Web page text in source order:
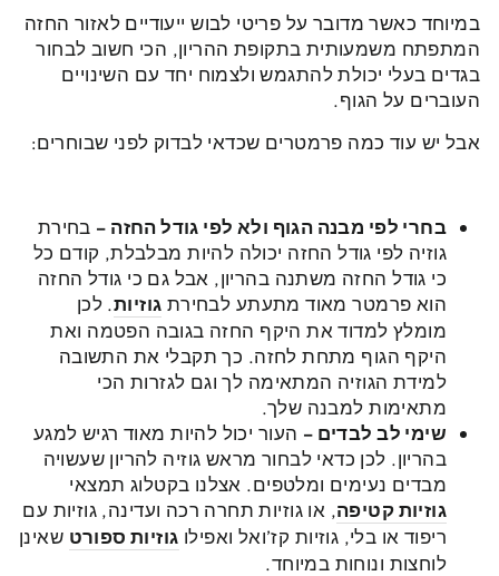
במיוחד כאשר מדובר על פריטי לבוש ייעודיים לאזור החזה
המתפתח משמעותית בתקופת ההריון, הכי חשוב לבחור
בגדים בעלי יכולת להתגמש ולצמוח יחד עם השינויים
העוברים על הגוף.
אבל יש עוד כמה פרמטרים שכדאי לבדוק לפני שבוחרים:
בחרי לפי מבנה הגוף ולא לפי גודל החזה – בחירת
גוזיה לפי גודל החזה יכולה להיות מבלבלת, קודם כל
כי גודל החזה משתנה בהריון, אבל גם כי גודל החזה
הוא פרמטר מאוד מתעתע לבחירת גוזיות. לכן
מומלץ למדוד את היקף החזה בגובה הפטמה ואת
היקף הגוף מתחת לחזה. כך תקבלי את התשובה
למידת הגוזיה המתאימה לך וגם לגזרות הכי
מתאימות למבנה שלך.
שימי לב לבדים – העור יכול להיות מאוד רגיש למגע
בהריון. לכן כדאי לבחור מראש גוזיה להריון שעשויה
מבדים נעימים ומלטפים. אצלנו בקטלוג תמצאי
גוזיות קטיפה, או גוזיות תחרה רכה ועדינה, גוזיות עם
ריפוד או בלי, גוזיות קז’ואל ואפילו גוזיות ספורט שאינן
לוחצות ונוחות במיוחד.